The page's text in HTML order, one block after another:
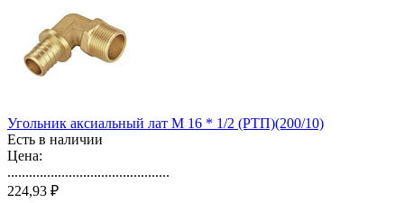
Угольник аксиальный лат M 16 * 1/2 (РТП)(200/10)
Есть в наличии
Цена:
.............................................
224,93 ₽